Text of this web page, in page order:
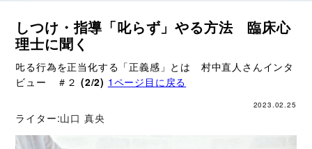
しつけ・指導「叱らず」やる方法 臨床心
理士に聞く
𠮟る行為を正当化する「正義感」とは 村中直人さんインタ
ビュー ＃２(2/2) 1ページ目に戻る
2023.02.25
ライター:山口 真央